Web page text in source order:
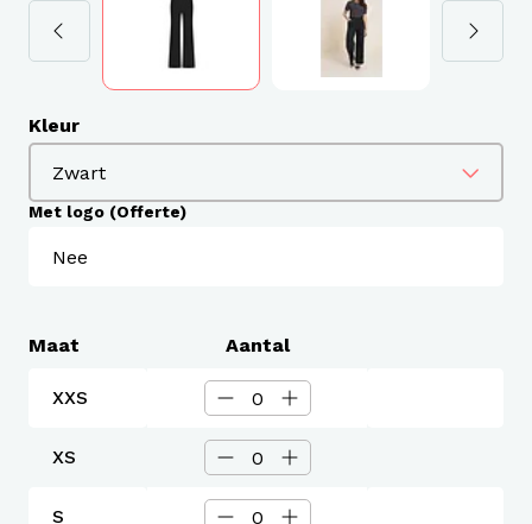
Kleur
Met logo (Offerte)
Maat Aantal
XXS
XS
S